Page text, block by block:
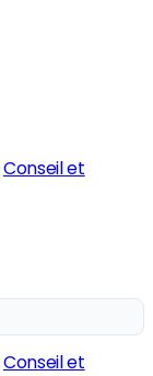
Conseil et
Conseil et